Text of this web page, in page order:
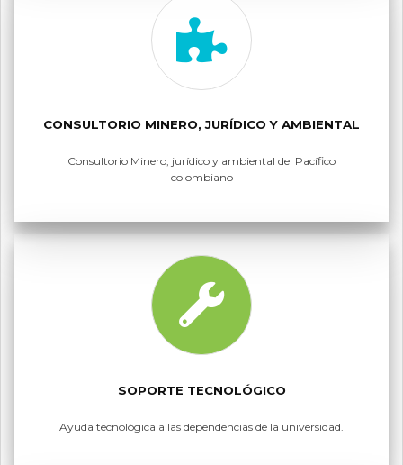
CONSULTORIO MINERO, JURÍDICO Y AMBIENTAL
Consultorio Minero, jurídico y ambiental del Pacífico
colombiano
SOPORTE TECNOLÓGICO
Ayuda tecnológica a las dependencias de la universidad.